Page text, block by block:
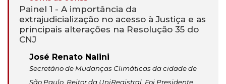
Painel 1 - A importância da
extrajudicialização no acesso à Justiça e as
principais alterações na Resolução 35 do
CNJ
José Renato Nalini
Secretário de Mudanças Climáticas da cidade de
São Paulo. Reitor da UniRegistral. Foi Presidente